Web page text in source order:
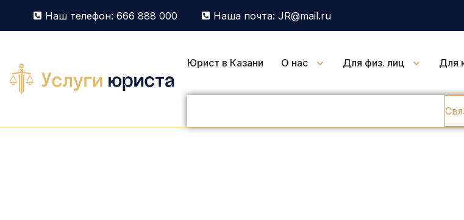
Наш телефон: 666 888 000 Наша почта: JR@mail.ru
Юрист в Казани О нас Для физ. лиц Для